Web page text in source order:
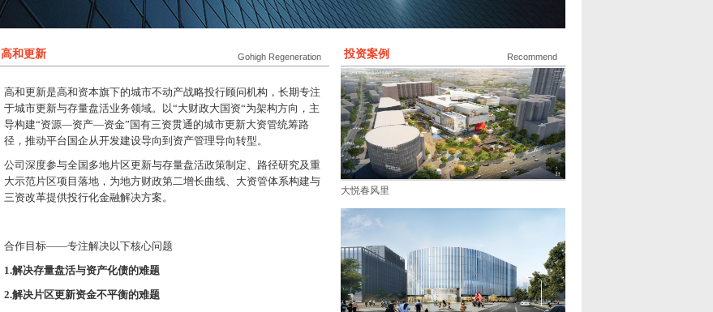
高和更新 Gohigh Regeneration
高和更新是高和资本旗下的城市不动产战略投行顾问机构，长期专注
于城市更新与存量盘活业务领域。以“大财政大国资“为架构方向，主
导构建“资源—资产—资金”国有三资贯通的城市更新大资管统筹路
径，推动平台国企从开发建设导向到资产管理导向转型。
公司深度参与全国多地片区更新与存量盘活政策制定、路径研究及重
大示范片区项目落地，为地方财政第二增长曲线、大资管体系构建与
三资改革提供投行化金融解决方案。
合作目标——专注解决以下核心问题
1.解决存量盘活与资产化债的难题
2.解决片区更新资金不平衡的难题
投资案例 Recommend
大悦春风里